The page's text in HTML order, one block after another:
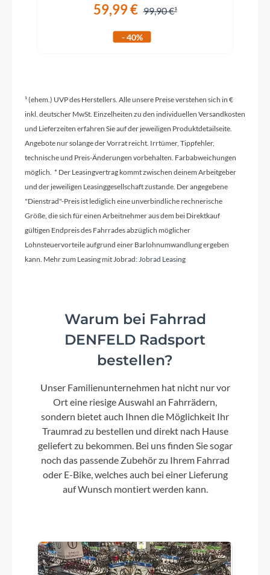
Rahmenmaterial
Aluminium
Kassette
SHIMANO Deore 10-fach, 11-46T
Lenker
Farbe
pro blue
Motor
Bosch Performance Line CX (Smart System)
25/85Nm
Rücklicht
59,99 € 99,90 €
- 40%
¹ (ehem.) UVP des Herstellers. Alle unsere Preise verstehen sich in €
inkl. deutscher MwSt. Einzelheiten zu den individuellen Versandkosten
und Lieferzeiten erfahren Sie auf der jeweiligen Produktdetailseite.
Angebote nur solange der Vorrat reicht. Irrtümer, Tippfehler,
technische und Preis-Änderungen vorbehalten. Farbabweichungen
möglich. * Der Leasingvertrag kommt zwischen deinem Arbeitgeber
und der jeweiligen Leasinggesellschaft zustande. Der angegebene
"Dienstrad"-Preis ist lediglich eine unverbindliche rechnerische
Größe, die sich für einen Arbeitnehmer aus dem bei Direktkauf
gültigen Endpreis des Fahrrades abzüglich möglicher
Lohnsteuervorteile aufgrund einer Barlohnumwandlung ergeben
kann. Mehr zum Leasing mit Jobrad:Jobrad Leasing
Warum bei Fahrrad
DENFELD Radsport
bestellen?
Unser Familienunternehmen hat nicht nur vor
Ort eine riesige Auswahl an Fahrrädern,
sondern bietet auch Ihnen die Möglichkeit Ihr
Traumrad zu bestellen und direkt nach Hause
geliefert zu bekommen. Bei uns finden Sie sogar
noch das passende Zubehör zu Ihrem Fahrrad
oder E-Bike, welches auch bei einer Lieferung
auf Wunsch montiert werden kann.